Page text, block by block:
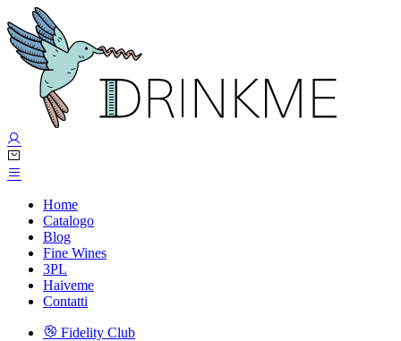
Home
Catalogo
Blog
Fine Wines
3PL
Haiveme
Contatti
Fidelity Club